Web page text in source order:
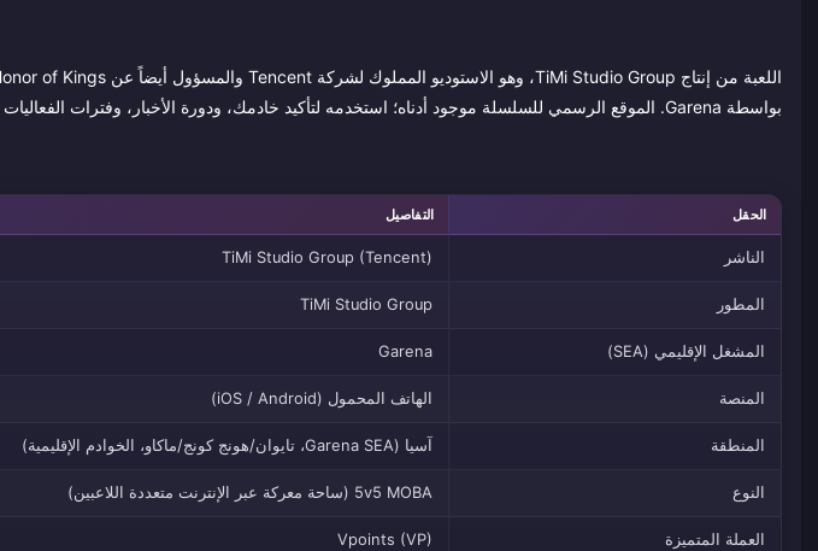
بواسطة Garena. الموقع الرسمي للسلسلة موجود أدناه؛ استخدمه لتأكيد خادمك، ودورة الأخبار، وفترات الفعاليات قبل شحن VP.
الحقل التفاصيل
الناشر TiMi Studio Group (Tencent)
المطور TiMi Studio Group
المشغل الإقليمي (SEA) Garena
المنصة الهاتف المحمول (iOS / Android)
المنطقة آسيا (Garena SEA، تايوان/هونج كونج/ماكاو، الخوادم الإقليمية)
النوع 5v5 MOBA (ساحة معركة عبر الإنترنت متعددة اللاعبين)
العملة المتميزة Vpoints (VP)